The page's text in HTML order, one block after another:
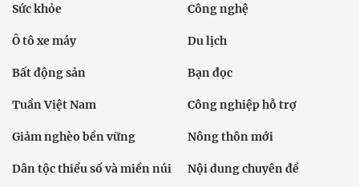
Sức khỏe Công nghệ
Ô tô xe máy Du lịch
Bất động sản Bạn đọc
Tuần Việt Nam Công nghiệp hỗ trợ
Giảm nghèo bền vững Nông thôn mới
Dân tộc thiểu số và miền núi Nội dung chuyên đề